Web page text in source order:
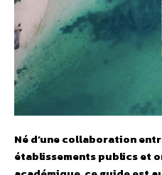
Né d’une collaboration
établissements publics et